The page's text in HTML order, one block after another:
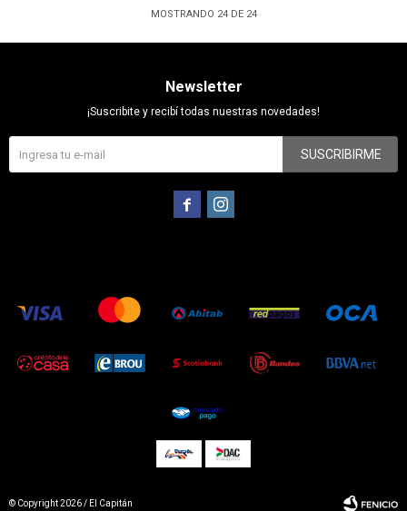
MOSTRANDO 24DE 24
Newsletter
¡Suscribite y recibí todas nuestras novedades!
SUSCRIBIRME
 
© Copyright 2026 / El Capitán